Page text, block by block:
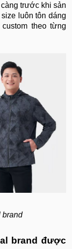
trước khi sản
luôn tôn dáng
theo từng
brand
brand được